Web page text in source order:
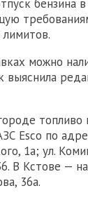
бензина
можно
выяснила
топливо
Esco по
1а; ул.
В Кстове —
36а.